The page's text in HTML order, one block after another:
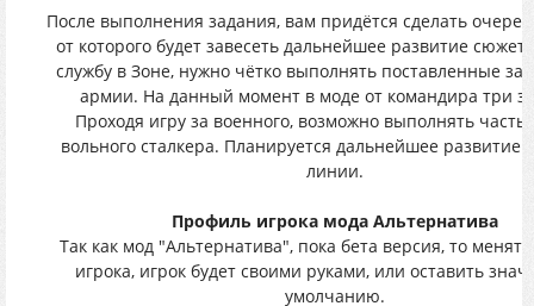
После выполнения задания, вам придётся сделать
от которого будет завесеть дальнейшее развитие
службу в Зоне, нужно чётко выполнять поставленные
армии. На данный момент в моде от командира три
Проходя игру за военного, возможно выполнять часть
вольного сталкера. Планируется дальнейшее развитие
линии.
Профиль игрока мода Альтернатива
Так как мод "Альтернатива", пока бета версия, то
игрока, игрок будет своими руками, или оставить
умолчанию.